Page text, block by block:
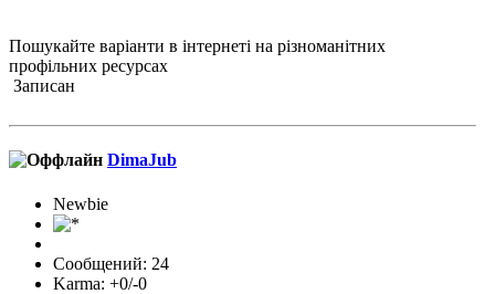
Пошукайте варіанти в інтернеті на різноманітних
профільних ресурсах
Записан
DimaJub
Newbie
Сообщений: 24
Karma: +0/-0